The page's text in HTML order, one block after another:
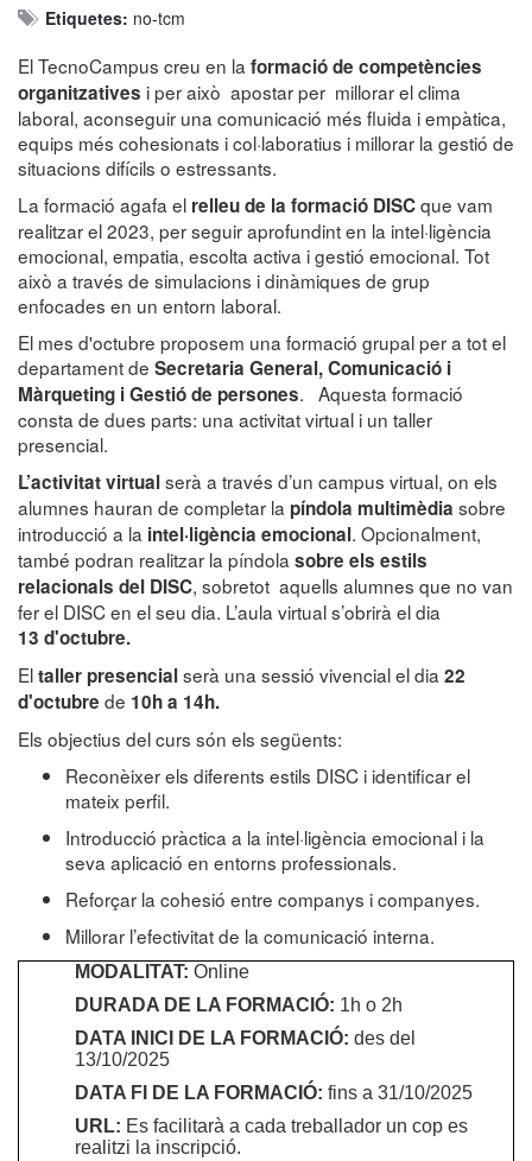
Etiquetes: no-tcm
El TecnoCampus creu en la formació de competències
organitzatives i per això apostar per millorar el clima
laboral, aconseguir una comunicació més fluida i empàtica,
equips més cohesionats i col·laboratius i millorar la gestió de
situacions difícils o estressants.
La formació agafa el relleu de la formació DISCque vam
realitzar el 2023, per seguir aprofundint en la intel·ligència
emocional, empatia, escolta activa i gestió emocional. Tot
això a través de simulacions i dinàmiques de grup
enfocades en un entorn laboral.
El mes d'octubre proposem una formació grupal per a tot el
departament de Secretaria General, Comunicació i
Màrqueting i Gestió de persones. Aquesta formació
consta de dues parts: una activitat virtual i un taller
presencial.
L’activitat virtualserà a través d’un campus virtual, on els
alumnes hauran de completar la píndola multimèdia sobre
introducció a la intel·ligència emocional. Opcionalment,
també podran realitzar la píndola sobre els estils
relacionals del DISC, sobretot aquells alumnes que no van
fer el DISC en el seu dia. L’aula virtual s’obrirà el dia
13 d'octubre.
Eltaller presencialserà una sessió vivencial el dia 22
d'octubre de 10h a 14h.
Els objectius del curs són els següents:
Reconèixer els diferents estils DISC i identificar el
mateix perfil.
Introducció pràctica a la intel·ligència emocional i la
seva aplicació en entorns professionals.
Reforçar la cohesió entre companys i companyes.
Millorar l’efectivitat de la comunicació interna.
MODALITAT: Online
DURADA DE LA FORMACIÓ: 1h o 2h
DATA INICI DE LA FORMACIÓ: des del
13/10/2025
DATA FI DE LA FORMACIÓ: fins a 31/10/2025
URL: Es facilitarà a cada treballador un cop es
realitzi la inscripció.